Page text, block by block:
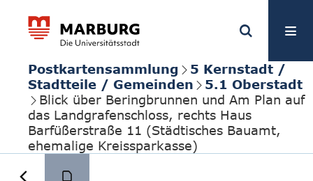
Postkartensammlung
5 Kernstadt /
Stadtteile / Gemeinden
5.1 Oberstadt
Blick über Beringbrunnen und Am Plan auf
das Landgrafenschloss, rechts Haus
Barfüßerstraße 11 (Städtisches Bauamt,
ehemalige Kreissparkasse)